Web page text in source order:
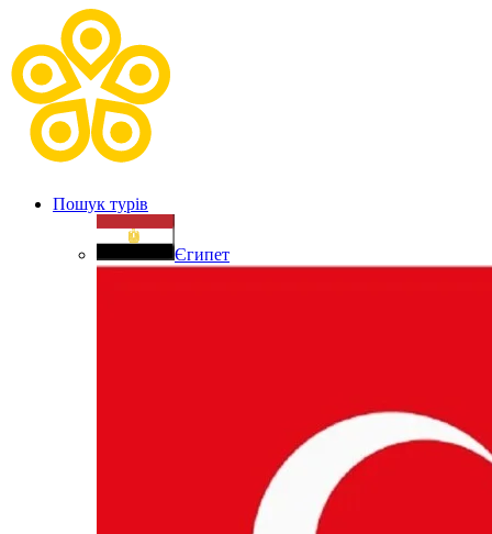
Пошук турів
Єгипет